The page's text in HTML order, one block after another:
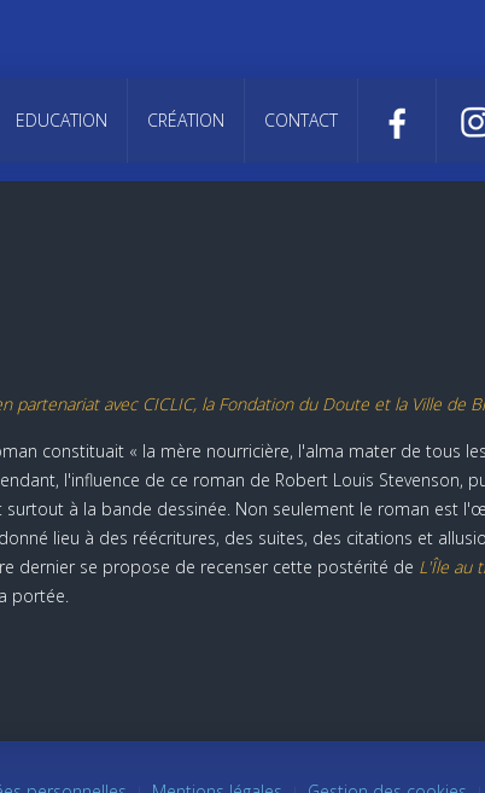
EDUCATION CRÉATION CONTACT
partenariat avec CICLIC, la Fondation du Doute et la Ville de
constituait « la mère nourricière, l'alma mater de tous
l'influence de ce roman de Robert Louis Stevenson,
à la bande dessinée. Non seulement le roman est
lieu à des réécritures, des suites, des citations et
dernier se propose de recenser cette postérité de L'Île au
portée.